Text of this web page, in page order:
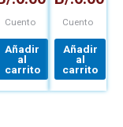
Cuento
Añadir
al
carrito
Cuento
Añadir
al
carrito